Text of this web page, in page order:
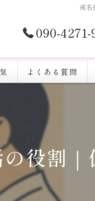
戒名
090-
よくある質問
役割